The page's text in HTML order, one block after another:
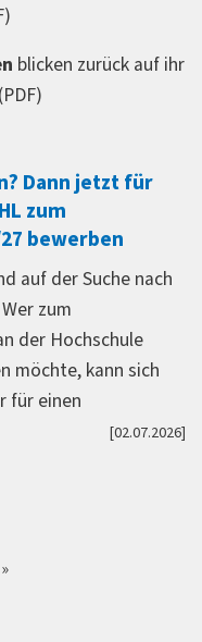
blicken zurück auf ihr
(PDF)
Dann jetzt für
zum
bewerben
auf der Suche nach
zum
der Hochschule
möchte, kann sich
für einen
[02.07.2026]